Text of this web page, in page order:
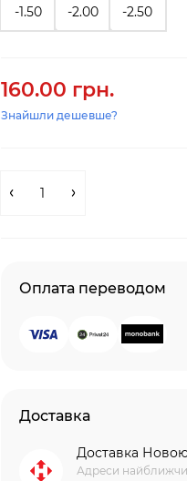
-1.50 -2.00 -2.50
160.00 грн.
Знайшли дешевше?
Оплата переводом
Доставка
Доставка
Адреси